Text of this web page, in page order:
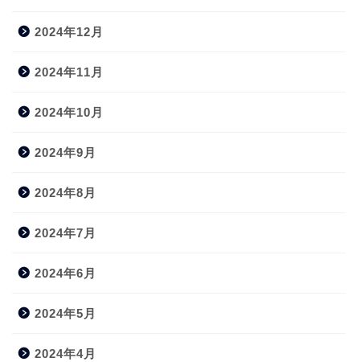
2024年12月
2024年11月
2024年10月
2024年9月
2024年8月
2024年7月
2024年6月
2024年5月
2024年4月